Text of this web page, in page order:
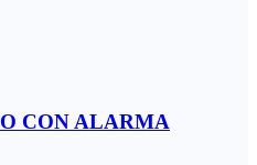
CON ALARMA